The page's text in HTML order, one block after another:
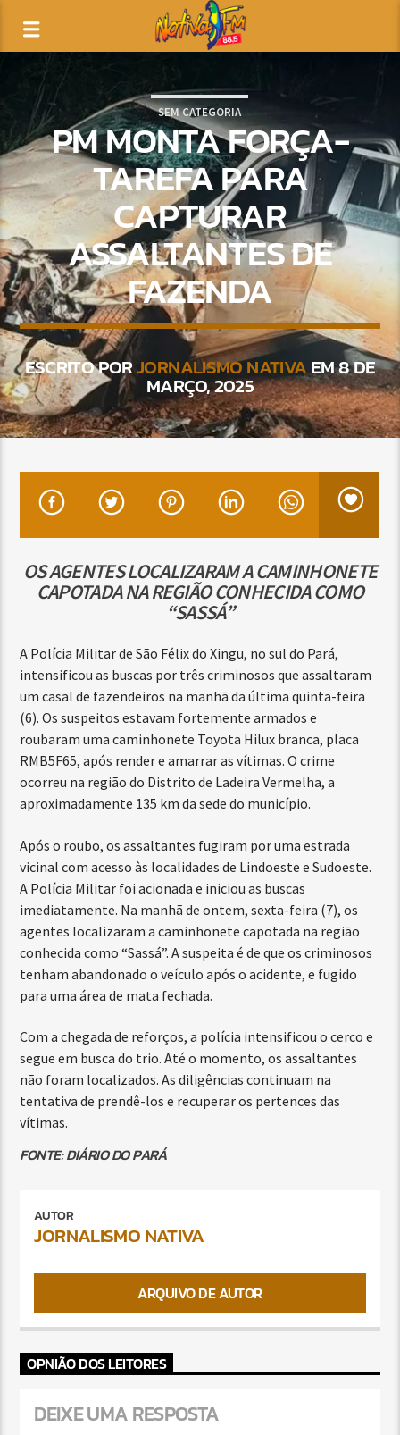
SEM CATEGORIA
PM MONTA FORÇA-
TAREFA PARA
CAPTURAR
ASSALTANTES DE
FAZENDA
ESCRITO PORJORNALISMO NATIVAEM 8 DE
MARÇO, 2025
OS AGENTES LOCALIZARAM A CAMINHONETE
CAPOTADA NA REGIÃO CONHECIDA COMO
“SASSÁ”
A Polícia Militar de São Félix do Xingu, no sul do Pará,
intensificou as buscas por três criminosos que assaltaram
um casal de fazendeiros na manhã da última quinta-feira
(6). Os suspeitos estavam fortemente armados e
roubaram uma caminhonete Toyota Hilux branca, placa
RMB5F65, após render e amarrar as vítimas. O crime
ocorreu na região do Distrito de Ladeira Vermelha, a
aproximadamente 135 km da sede do município.
Após o roubo, os assaltantes fugiram por uma estrada
vicinal com acesso às localidades de Lindoeste e Sudoeste.
A Polícia Militar foi acionada e iniciou as buscas
imediatamente. Na manhã de ontem, sexta-feira (7), os
agentes localizaram a caminhonete capotada na região
conhecida como “Sassá”. A suspeita é de que os criminosos
tenham abandonado o veículo após o acidente, e fugido
para uma área de mata fechada.
Com a chegada de reforços, a polícia intensificou o cerco e
segue em busca do trio. Até o momento, os assaltantes
não foram localizados. As diligências continuam na
tentativa de prendê-los e recuperar os pertences das
vítimas.
FONTE: DIÁRIO DO PARÁ
AUTOR
JORNALISMO NATIVA
ARQUIVO DE AUTOR
OPNIÃO DOS LEITORES
DEIXE UMA RESPOSTA